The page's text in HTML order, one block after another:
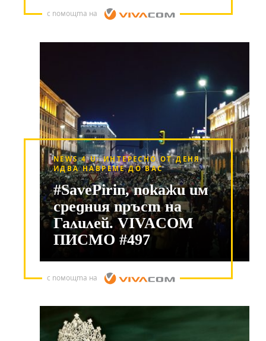
с помощта на
NEWS 4 U: ИНТЕРЕСНО ОТ ДЕНЯ
ИДВА НАВРЕМЕ ДО ВАС
#SavePirin, покажи им
средния пръст на
Галилей. VIVACOM
ПИСМО #497
с помощта на